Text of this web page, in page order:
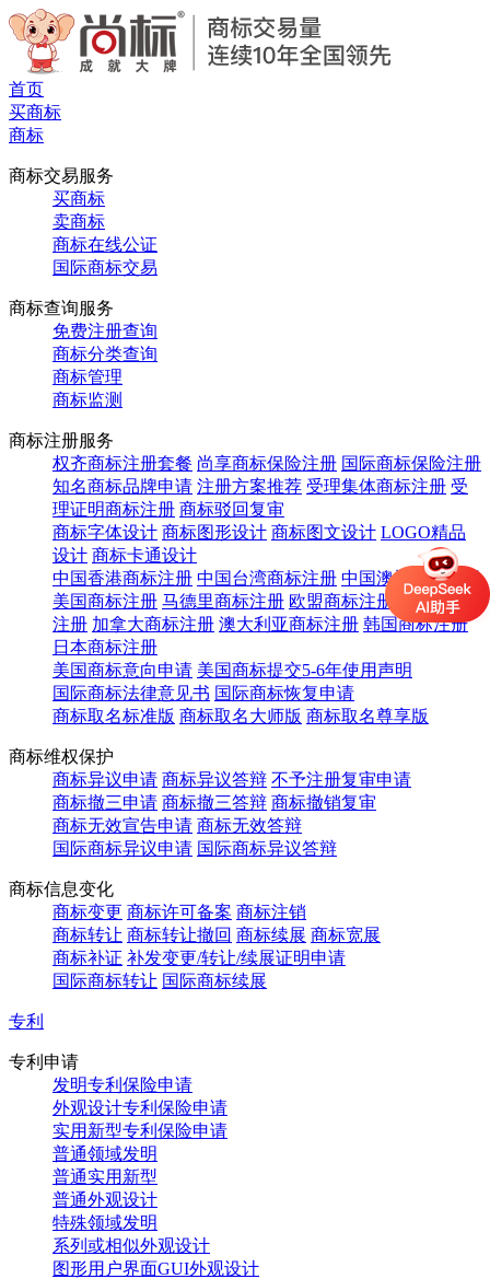
首页
买商标
商标
商标交易服务
买商标
卖商标
商标在线公证
国际商标交易
商标查询服务
免费注册查询
商标分类查询
商标管理
商标监测
商标注册服务
权齐商标注册套餐 尚享商标保险注册 国际商标保险注册
知名商标品牌申请 注册方案推荐 受理集体商标注册 受
理证明商标注册 商标驳回复审
商标字体设计 商标图形设计 商标图文设计 LOGO精品
设计 商标卡通设计
中国香港商标注册 中国台湾商标注册 中国澳门商标注册
美国商标注册 马德里商标注册 欧盟商标注册
英国商标
注册 加拿大商标注册 澳大利亚商标注册 韩国商标注册
日本商标注册
美国商标意向申请 美国商标提交5-6年使用声明
国际商标法律意见书 国际商标恢复申请
商标取名标准版 商标取名大师版 商标取名尊享版
商标维权保护
商标异议申请 商标异议答辩 不予注册复审申请
商标撤三申请 商标撤三答辩 商标撤销复审
商标无效宣告申请 商标无效答辩
国际商标异议申请 国际商标异议答辩
商标信息变化
商标变更 商标许可备案 商标注销
商标转让 商标转让撤回 商标续展 商标宽展
商标补证 补发变更/转让/续展证明申请
国际商标转让 国际商标续展
专利
专利申请
发明专利保险申请
外观设计专利保险申请
实用新型专利保险申请
普通领域发明
普通实用新型
普通外观设计
特殊领域发明
系列或相似外观设计
图形用户界面GUI外观设计